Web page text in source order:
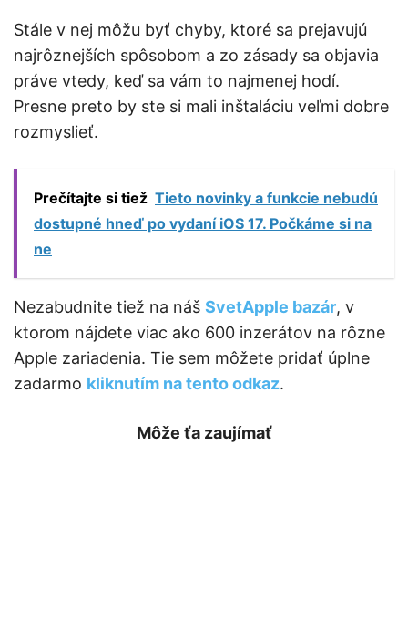
Stále v nej môžu byť chyby, ktoré sa prejavujú
najrôznejších spôsobom a zo zásady sa objavia
práve vtedy, keď sa vám to najmenej hodí.
Presne preto by ste si mali inštaláciu veľmi dobre
rozmyslieť.
Prečítajte si tiež Tieto novinky a funkcie nebudú
dostupné hneď po vydaní iOS 17. Počkáme si na
ne
Nezabudnite tiež na náš SvetApple bazár, v
ktorom nájdete viac ako 600 inzerátov na rôzne
Apple zariadenia. Tie sem môžete pridať úplne
zadarmo kliknutím na tento odkaz.
Môže ťa zaujímať